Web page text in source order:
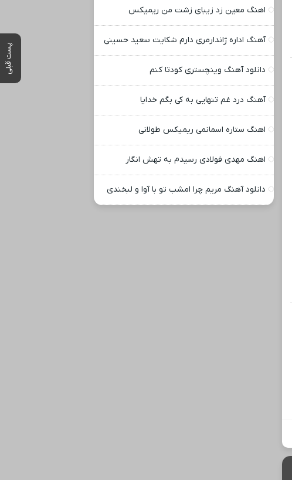
پست قبلی
اهنگ معین زد زیبای زشت من ریمیکس
آهنگ اداره ژاندارمری دارم شکایت سعید حسینی
دانلود آهنگ وینچستری کودتا کنم
آهنگ درد غم تنهایی به کی بگم خدایا
اهنگ ستاره اسمانمی ریمیکس طولانی
اهنگ مهدی فولادی رسیدم به تهش انگار
دانلود آهنگ مریم چرا امشب تو با آوا و لبخندی